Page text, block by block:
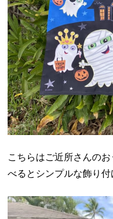
こちらはご近所さんの
べるとシンプルな飾り付